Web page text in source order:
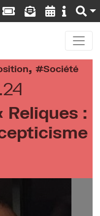
, Société
Reliques :